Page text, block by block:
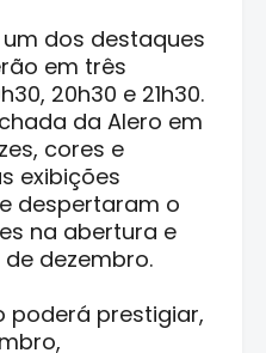
dos destaques
em três
20h30 e 21h30.
da Alero em
cores e
exibições
despertaram o
na abertura e
dezembro.
poderá prestigiar,